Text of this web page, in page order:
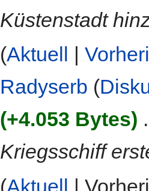
Küstenstadt
(Aktuell |
Radyserb (
(+4.053 Bytes)
Kriegsschiff
(Aktuell |